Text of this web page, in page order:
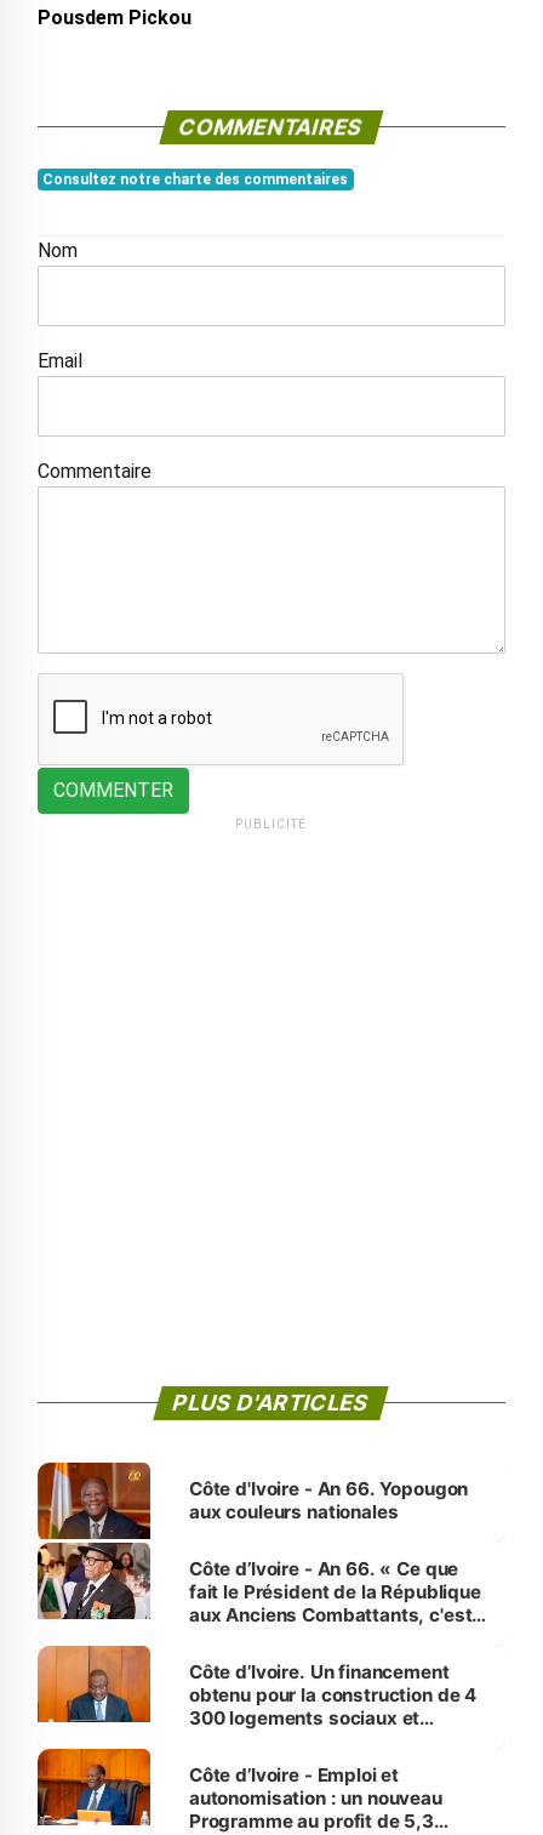
Pousdem Pickou
COMMENTAIRES
Consultez notre charte des commentaires
Nom
Email
Commentaire
COMMENTER
PUBLICITÉ
PLUS D'ARTICLES
Côte d'Ivoire - An 66. Yopougon
aux couleurs nationales
Côte d’Ivoire - An 66. « Ce que
fait le Président de la République
aux Anciens Combattants, c'est
Côte d’Ivoire. Un financement
obtenu pour la construction de 4
300 logements sociaux et
et Yamoussoukro
Côte d’Ivoire - Emploi et
autonomisation : un nouveau
Programme au profit de 5,3